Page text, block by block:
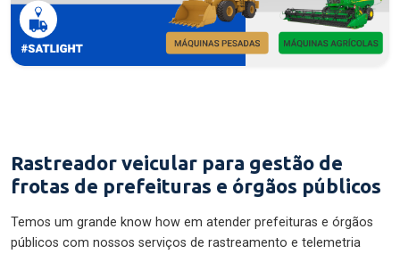
Rastreador veicular para gestão de
frotas de prefeituras e órgãos públicos
Temos um grande know how em atender prefeituras e órgãos
públicos com nossos serviços de rastreamento e telemetria